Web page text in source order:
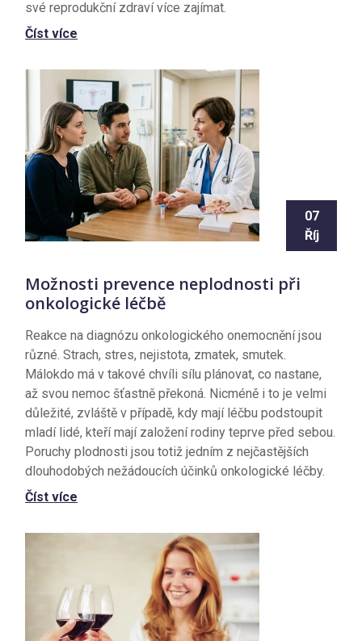
své reprodukční zdraví více zajímat.
Číst více
07
Říj
Možnosti prevence neplodnosti při
onkologické léčbě
Reakce na diagnózu onkologického onemocnění jsou
různé. Strach, stres, nejistota, zmatek, smutek.
Málokdo má v takové chvíli sílu plánovat, co nastane,
až svou nemoc šťastně překoná. Nicméně i to je velmi
důležité, zvláště v případě, kdy mají léčbu podstoupit
mladí lidé, kteří mají založení rodiny teprve před sebou.
Poruchy plodnosti jsou totiž jedním z nejčastějších
dlouhodobých nežádoucích účinků onkologické léčby.
Číst více